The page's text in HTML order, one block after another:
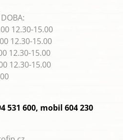
12.30-15.00
12.30-15.00
12.30-15.00
12.30-15.00
531 600, mobil 604 230